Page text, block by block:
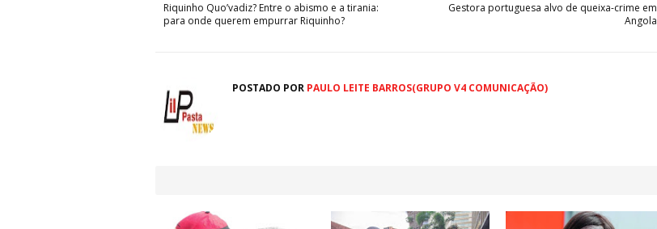
Gestora portuguesa alvo de queixa-crime em
Angola
Riquinho Quo’vadiz? Entre o abismo e a tirania:
para onde querem empurrar Riquinho?
POSTADO POR PAULO LEITE BARROS(GRUPO V4 COMUNICAÇÃO)